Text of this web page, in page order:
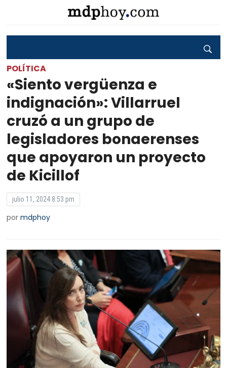
POLÍTICA
«Siento vergüenza e
indignación»: Villarruel
cruzó a un grupo de
legisladores bonaerenses
que apoyaron un proyecto
de Kicillof
julio 11, 2024 8:53 pm
pormdphoy